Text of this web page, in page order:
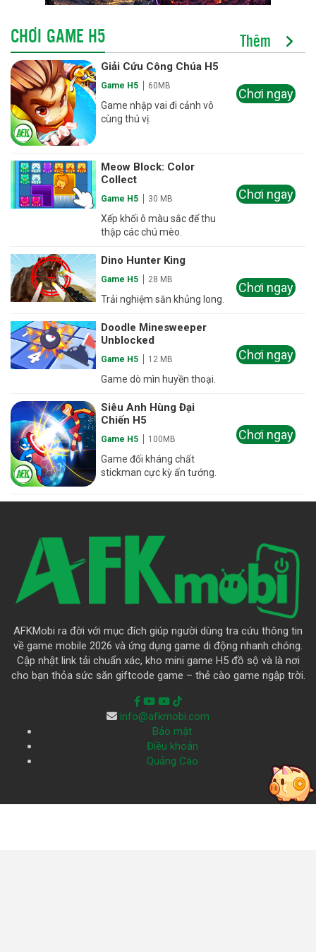
CHƠI GAME H5 Thêm
Giải Cứu Công Chúa H5
Game H5 60MB
Game nhập vai đi cảnh vô
cùng thú vị.
Chơi ngay
Meow Block: Color
Collect
Game H5 30 MB
Xếp khối ô màu sắc để thu
thập các chú mèo.
Chơi ngay
Dino Hunter King
Game H5 28 MB
Trải nghiệm săn khủng long.
Chơi ngay
Doodle Minesweeper
Unblocked
Game H5 12 MB
Game dò mìn huyền thoại.
Chơi ngay
Siêu Anh Hùng Đại
Chiến H5
Game H5 100MB
Game đối kháng chất
stickman cực kỳ ấn tướng.
Chơi ngay
AFKMobi ra đời với mục đích giúp người dùng tra cứu thông tin
về game mobile 2026 và ứng dụng game di động nhanh chóng.
Cập nhật link tải chuẩn xác, kho mini game H5 đồ sộ và là nơi
cho bạn thỏa sức săn giftcode game – thẻ cào game ngập trời.
info@afkmobi.com
Bảo mật
Điều khoản
Quảng Cáo